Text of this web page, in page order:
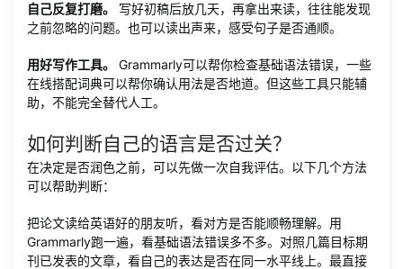
自己反复打磨。
写好初稿后放几天，再拿出来读，往往能发现
之前忽略的问题。也可以读出声来，感受句子是否通顺。
用好写作工具。
Grammarly可以帮你检查基础语法错误，一些
在线搭配词典可以帮你确认用法是否地道。但这些工具只能辅
助，不能完全替代人工。
如何判断自己的语言是否过关？
在决定是否润色之前，可以先做一次自我评估。以下几个方法
可以帮助判断：
把论文读给英语好的朋友听，看对方是否能顺畅理解。用
Grammarly跑一遍，看基础语法错误多不多。对照几篇目标期
刊已发表的文章，看自己的表达是否在同一水平线上。最直接